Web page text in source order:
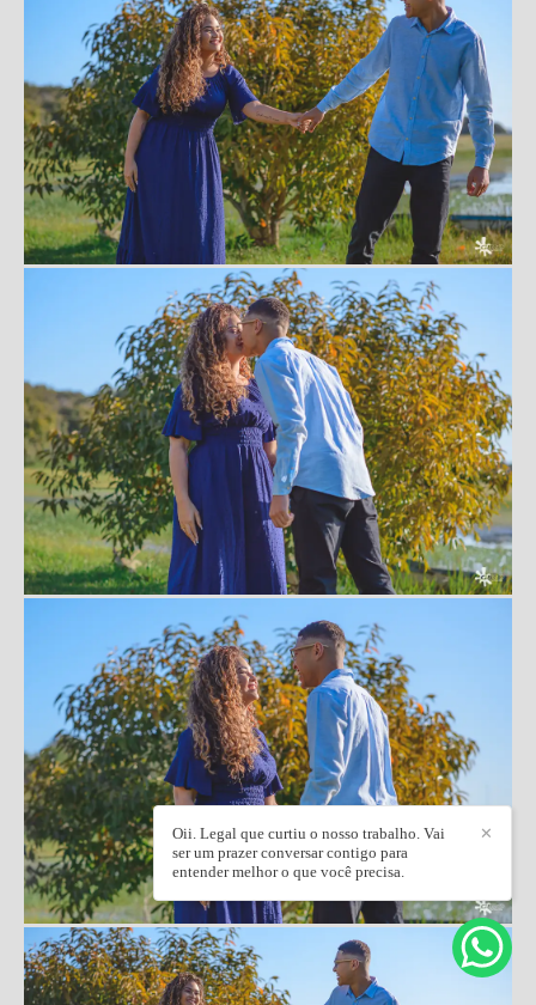
✕
Oii. Legal que curtiu o nosso trabalho. Vai
ser um prazer conversar contigo para
entender melhor o que você precisa.